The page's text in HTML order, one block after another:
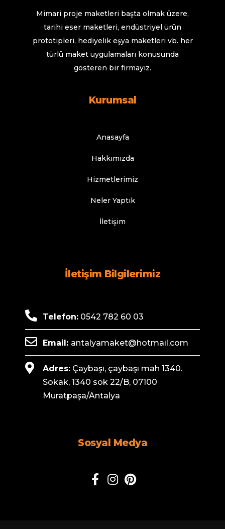
Mimari proje maketleri başta olmak üzere,
tarihi eser maketleri, endüstriyel ürün
prototipleri, hediyelik eşya maketleri vb. her
türlü maket uygulamaları konusunda
gösteren bir firmayız.
Kurumsal
Anasayfa
Hakkımızda
Hizmetlerimiz
Neler Yaptık
İletişim
İletişim Bilgilerimiz
Telefon: 0542 782 60 03
Email: antalyamaket@hotmail.com
Adres: Çaybaşı, çaybaşı mah 1340.
Sokak, 1340 sok 22/B, 07100
Muratpaşa/Antalya
Sosyal Medya